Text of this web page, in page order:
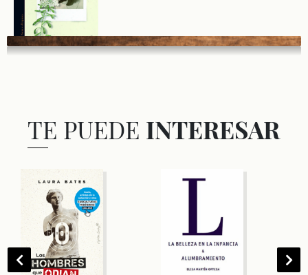
TE PUEDE INTERESAR